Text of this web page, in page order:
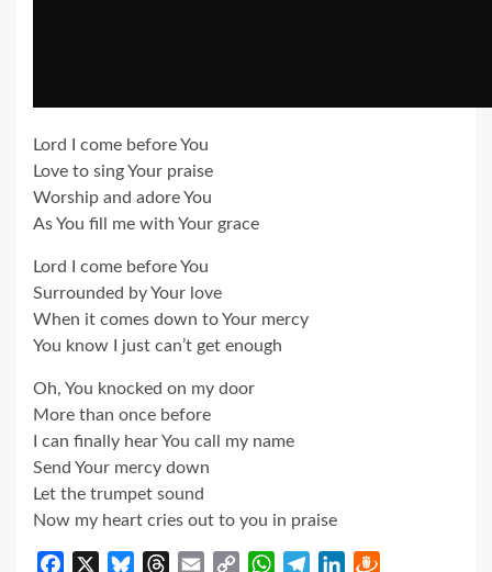
Lord I come before You
Love to sing Your praise
Worship and adore You
As You fill me with Your grace
Lord I come before You
Surrounded by Your love
When it comes down to Your mercy
You know I just can’t get enough
Oh, You knocked on my door
More than once before
I can finally hear You call my name
Send Your mercy down
Let the trumpet sound
Now my heart cries out to you in praise
Facebook BlueskyThreads
Email Copy WhatsApp
TelegramLinkedIn